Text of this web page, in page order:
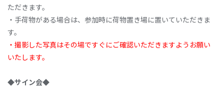
ただきます。
・手荷物がある場合は、参加時に荷物置き場に置いていただきま
す。
・撮影した写真はその場ですぐにご確認いただきますようお願い
いたします。
◆サイン会◆